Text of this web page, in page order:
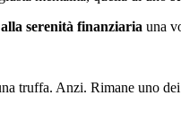
serenità finanziaria una
truffa. Anzi. Rimane uno